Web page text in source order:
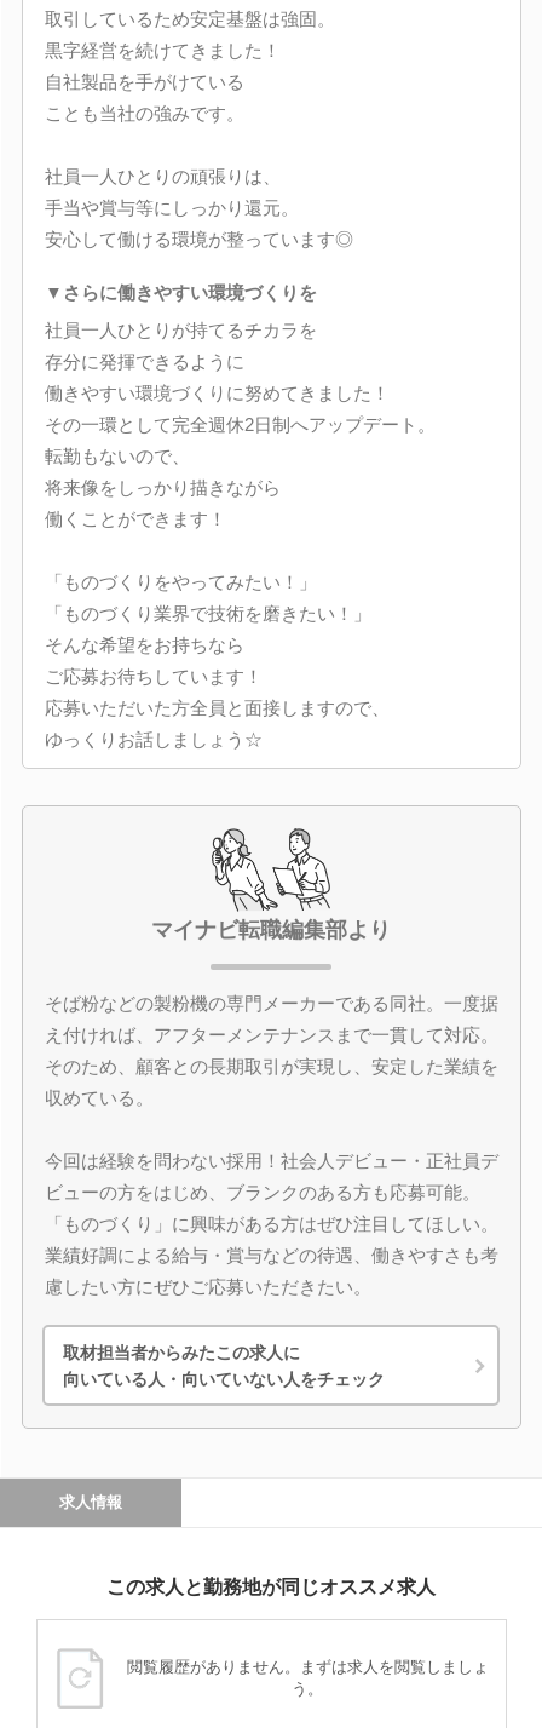
取引しているため安定基盤は強固。
黒字経営を続けてきました！
自社製品を手がけている
ことも当社の強みです。
社員一人ひとりの頑張りは、
手当や賞与等にしっかり還元。
安心して働ける環境が整っています◎
▼さらに働きやすい環境づくりを
社員一人ひとりが持てるチカラを
存分に発揮できるように
働きやすい環境づくりに努めてきました！
その一環として完全週休2日制へアップデート。
転勤もないので、
将来像をしっかり描きながら
働くことができます！
「ものづくりをやってみたい！」
「ものづくり業界で技術を磨きたい！」
そんな希望をお持ちなら
ご応募お待ちしています！
応募いただいた方全員と面接しますので、
ゆっくりお話しましょう☆
マイナビ転職編集部より
そば粉などの製粉機の専門メーカーである同社。一度据
え付ければ、アフターメンテナンスまで一貫して対応。
そのため、顧客との長期取引が実現し、安定した業績を
収めている。
今回は経験を問わない採用！社会人デビュー・正社員デ
ビューの方をはじめ、ブランクのある方も応募可能。
「ものづくり」に興味がある方はぜひ注目してほしい。
業績好調による給与・賞与などの待遇、働きやすさも考
慮したい方にぜひご応募いただきたい。
取材担当者からみたこの求人に
向いている人・向いていない人をチェック
求人情報
この求人と勤務地が同じオススメ求人
閲覧履歴がありません。まずは求人を閲覧しましょ
う。